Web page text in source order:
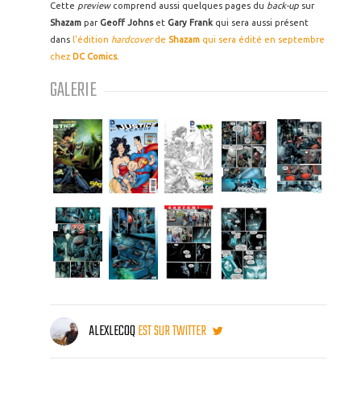
Cette previewcomprend aussi quelques pages du back-up sur
Shazam par Geoff Johnset Gary Frank qui sera aussi présent
dans l'édition hardcoverde Shazam qui sera édité en septembre
chez DC Comics.
GALERIE
ALEXLECOQEST SUR TWITTER